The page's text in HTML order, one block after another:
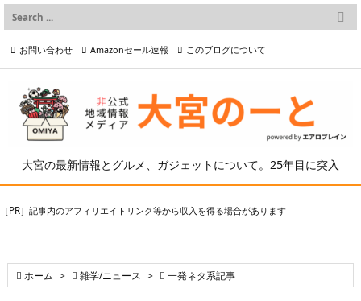
大宮の最新情報とグルメ、ガジェットについて。25年目に突入

メニュー

検索
お問い合わせ Amazonセール速報 このブログについて
プライバシーポリシー等
［PR］記事内のアフィリエイトリンク等から収入を得る場合があります
 ホーム >  雑学/ニュース >  一発ネタ系記事